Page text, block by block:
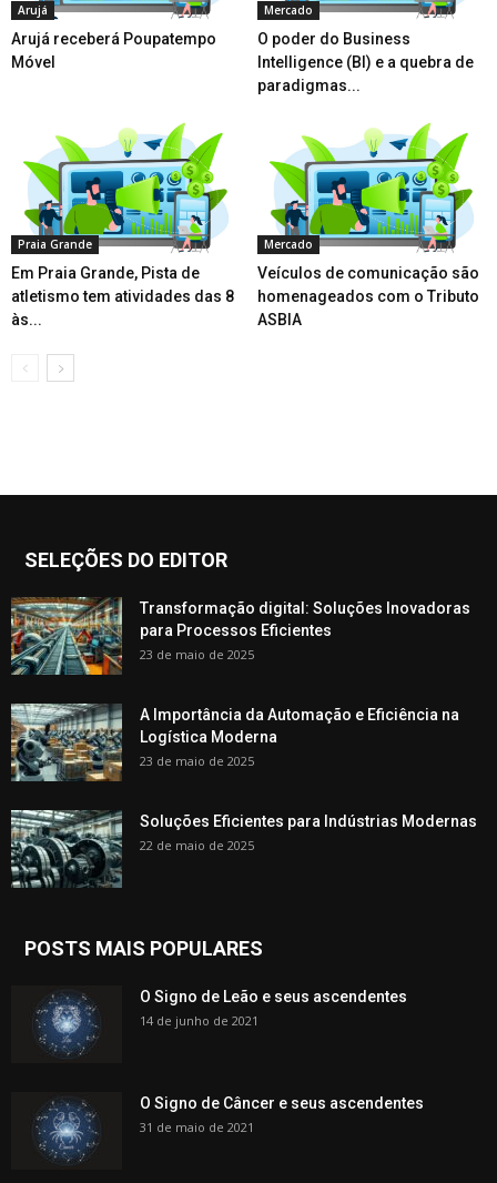
Arujá
Arujá receberá Poupatempo
Móvel
Mercado
O poder do Business
Intelligence (BI) e a quebra de
paradigmas...
Praia Grande
Em Praia Grande, Pista de
atletismo tem atividades das 8
às...
Mercado
Veículos de comunicação são
homenageados com o Tributo
ASBIA
SELEÇÕES DO EDITOR
Transformação digital: Soluções Inovadoras
para Processos Eficientes
23 de maio de 2025
A Importância da Automação e Eficiência na
Logística Moderna
23 de maio de 2025
Soluções Eficientes para Indústrias Modernas
22 de maio de 2025
POSTS MAIS POPULARES
O Signo de Leão e seus ascendentes
14 de junho de 2021
O Signo de Câncer e seus ascendentes
31 de maio de 2021